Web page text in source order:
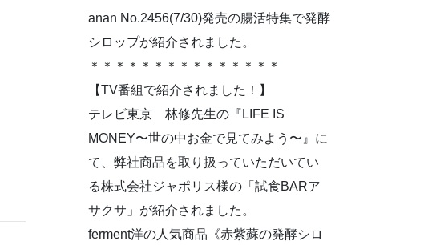
anan No.2456(7/30)発売の腸活特集で発酵
シロップが紹介されました。
＊＊＊＊＊＊＊＊＊＊＊＊＊＊＊
【TV番組で紹介されました！】
テレビ東京 林修先生の『LIFE IS
MONEY〜世の中お金で見てみよう〜』に
て、弊社商品を取り扱っていただいてい
る株式会社ジャポリス様の「試食BARア
サクサ」が紹介されました。
ferment洋の人気商品《赤紫蘇の発酵シロ